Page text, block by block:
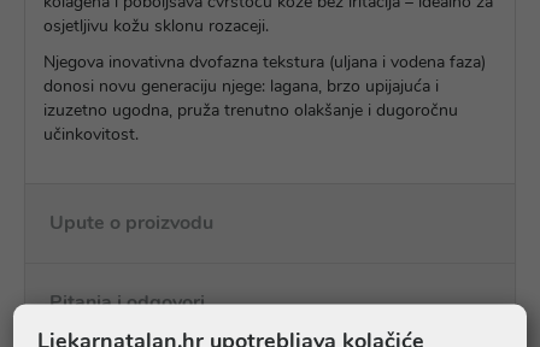
osjetljivu kožu sklonu rozaceji.
Njegova inovativna dvofazna tekstura (uljana i vodena faza)
donosi novu generaciju njege: lagana, brzo upijajuća i
izuzetno ugodna, pruža trenutno olakšanje i dugoročnu
učinkovitost.
Upute o proizvodu
Pitanja i odgovori
Ljekarnatalan.hr upotrebljava kolačiće